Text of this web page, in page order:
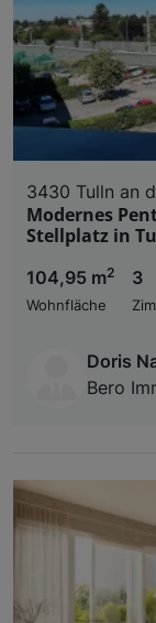
3430 Tulln an
Modernes
Stellplatz in
104,95 m2
Wohnfläche
3
Doris
Bero